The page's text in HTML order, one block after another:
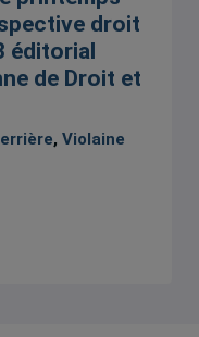
droit
éditorial
de Droit et
,Violaine